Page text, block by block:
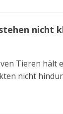
nicht
Tieren hält
nicht